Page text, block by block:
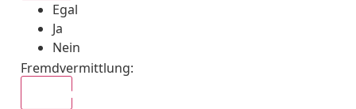
Egal
Ja
Nein
Fremdvermittlung: